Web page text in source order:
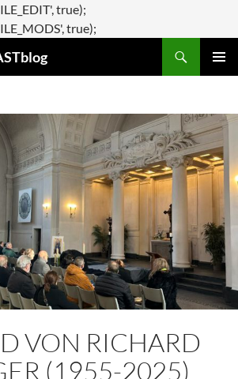
true);
true);
VON RICHARD
(1955-2025)